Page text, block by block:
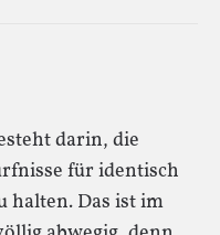
darin, die
für identisch
halten. Das ist im